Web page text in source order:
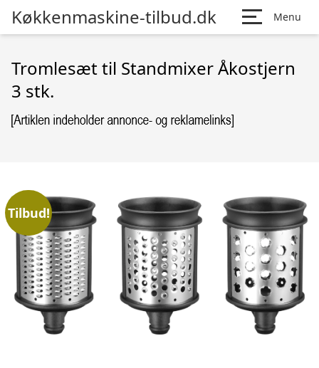
Køkkenmaskine-tilbud.dk Menu
Tromlesæt til Standmixer Åkostjern
3 stk.
Tilbud!